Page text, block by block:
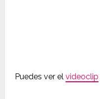
Puedes ver el videoclip